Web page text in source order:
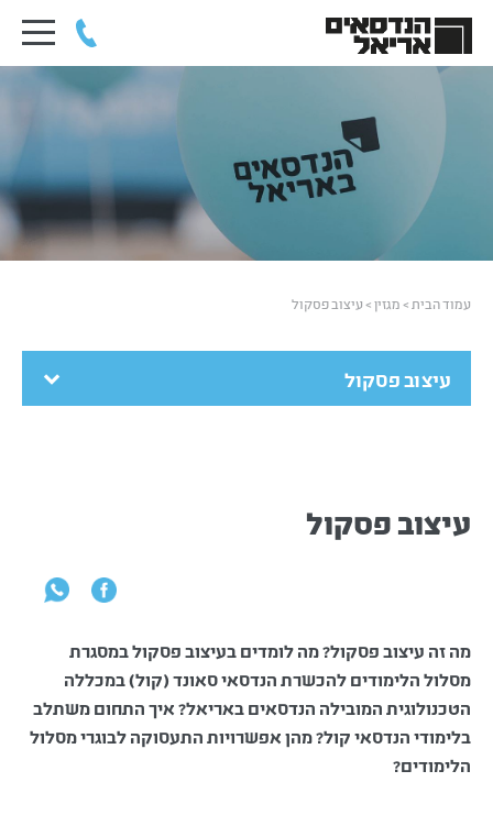
עמוד הבית >מגזין>עיצוב פסקול
עיצוב פסקול
עיצוב פסקול
מה זה עיצוב פסקול? מה לומדים בעיצוב פסקול במסגרת
מסלול הלימודים להכשרת הנדסאי סאונד (קול) במכללה
הטכנולוגית המובילה הנדסאים באריאל? איך התחום משתלב
בלימודי הנדסאי קול? מהן אפשרויות התעסוקה לבוגרי מסלול
הלימודים?